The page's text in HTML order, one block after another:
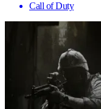
Call of Duty